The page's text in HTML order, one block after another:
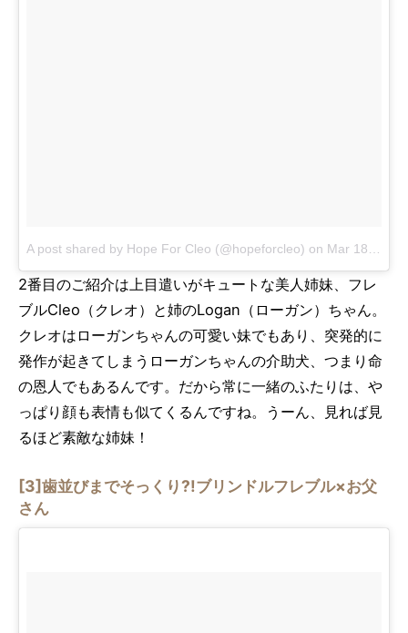
A post shared by Hope For Cleo (@hopeforcleo) on Mar 18, 2017 at 6:36pm PDT
2番目のご紹介は上目遣いがキュートな美人姉妹、フレ
ブルCleo（クレオ）と姉のLogan（ローガン）ちゃん。
クレオはローガンちゃんの可愛い妹でもあり、突発的に
発作が起きてしまうローガンちゃんの介助犬、つまり命
の恩人でもあるんです。だから常に一緒のふたりは、や
っぱり顔も表情も似てくるんですね。うーん、見れば見
るほど素敵な姉妹！
[3]歯並びまでそっくり?!ブリンドルフレブル×お父
さん